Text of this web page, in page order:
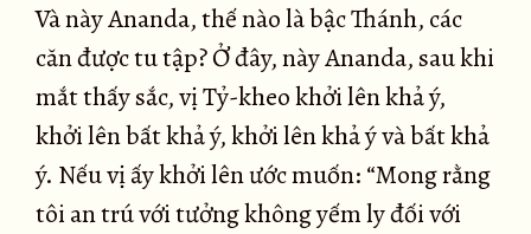
Và này Ananda, thế nào là bậc Thánh, các
căn được tu tập? Ở đây, này Ananda, sau khi
mắt thấy sắc, vị Tỷ-kheo khởi lên khả ý,
khởi lên bất khả ý, khởi lên khả ý và bất khả
ý. Nếu vị ấy khởi lên ước muốn: “Mong rằng
tôi an trú với tưởng không yếm ly đối với